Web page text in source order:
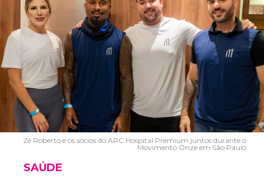
SBT- SISTEMA BRASILEIRO DE TELEVISÃO
Zé Roberto e os sócios do ARC Hospital Premium juntos durante o
Movimento Onze em São Paulo
SAÚDE